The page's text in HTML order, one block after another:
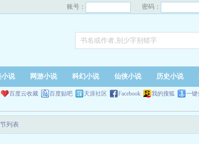
账号： 密码：
小说 网游小说 科幻小说 仙侠小说 历史小说
百度云收藏 百度贴吧 天涯社区 Facebook 我的搜狐 一键
列表